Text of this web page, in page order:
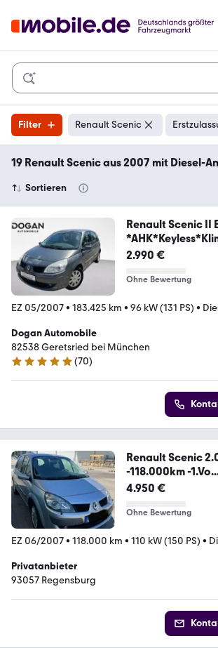
Filter Renault Scenic
19 Renault Scenic aus 2007 mit Diesel-
Sortieren
Renault Scenic II
2.990 €
Ohne Bewertung
EZ 05/2007• 183.425 km • 96 kW (131 PS) •
Dogan Automobile
82538 Geretsried bei München
5 Sterne
(70)
Renault Scenic
-118.000km -
4.950 €
Ohne Bewertung
EZ 06/2007• 118.000 km • 110 kW (150 PS) •
Privatanbieter
93057 Regensburg